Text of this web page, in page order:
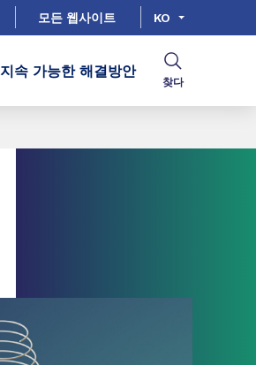
모든 웹사이트 KO
지속 가능한 해결방안
찾다